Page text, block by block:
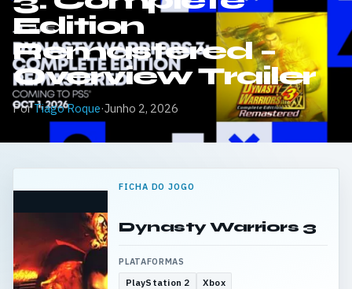
Edition
Remastered –
Overview Trailer
PorTiago Roque·Junho 2, 2026
FICHA DO JOGO
Dynasty Warriors 3
PLATAFORMAS
PlayStation 2 Xbox